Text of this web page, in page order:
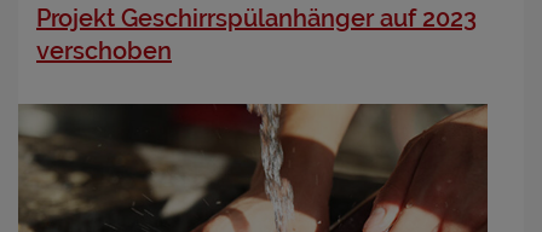
Projekt Geschirrspülanhänger auf 2023
verschoben